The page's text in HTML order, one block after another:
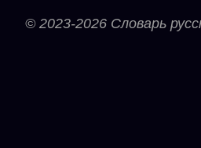
© 2023-2026 Словарь